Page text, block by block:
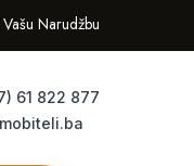
Narudžbu
61 822 877